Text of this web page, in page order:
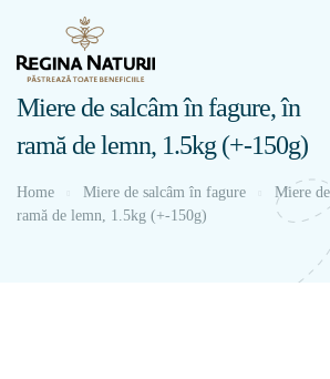
Miere de salcâm în fagure, în
ramă de lemn, 1.5kg (+-150g)
Home Miere de salcâm în fagure
Miere
ramă de lemn, 1.5kg (+-150g)